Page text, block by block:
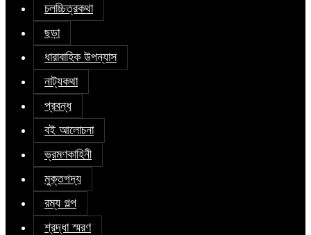
চলচ্চিত্রকথা
ছড়া
ধারাবাহিক উপন্যাস
নাট্যকথা
প্রবন্ধ
বই আলোচনা
ভ্রমণকাহিনী
মুক্তগদ্য
রম্য গল্প
শ্রদ্ধা স্মরণ